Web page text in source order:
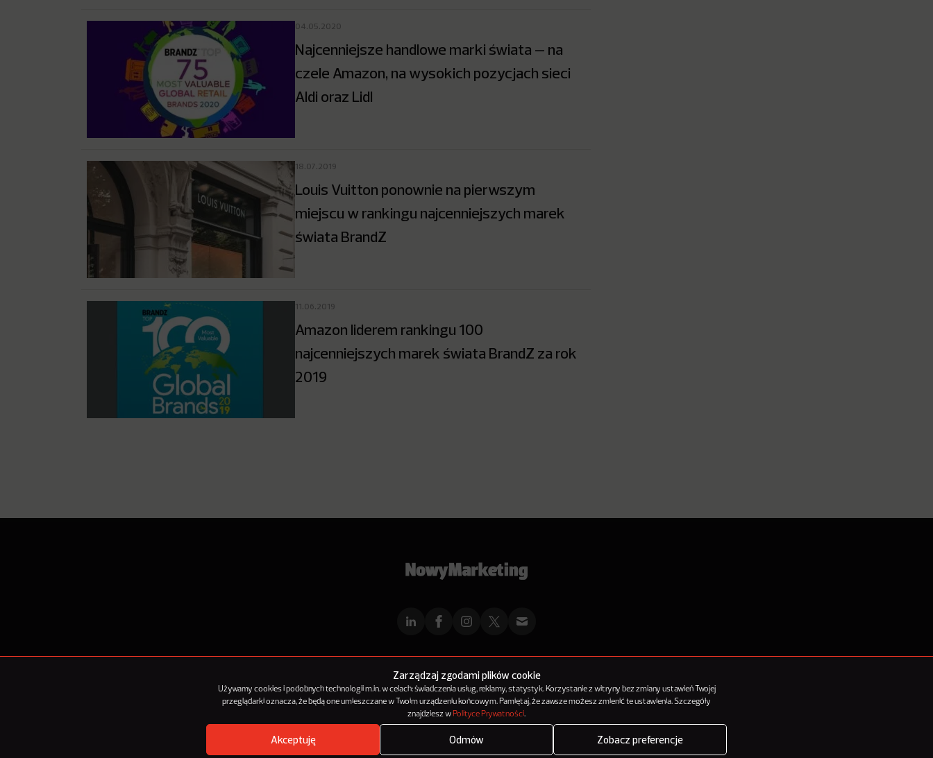
Zarządzaj zgodami plików cookie
Używamy cookies i podobnych technologii m.in. w celach: świadczenia usług, reklamy, statystyk. Korzystanie z witryny bez zmiany ustawień Twojej
przeglądarki oznacza, że będą one umieszczane w Twoim urządzeniu końcowym. Pamiętaj, że zawsze możesz zmienić te ustawienia. Szczegóły
znajdziesz w Polityce Prywatności.
Akceptuję Odmów Zobacz preferencje
04.05.2020
Najcenniejsze handlowe marki świata – na
czele Amazon, na wysokich pozycjach sieci
Aldi oraz Lidl
18.07.2019
Louis Vuitton ponownie na pierwszym
miejscu w rankingu najcenniejszych marek
świata BrandZ
11.06.2019
Amazon liderem rankingu 100
najcenniejszych marek świata BrandZ za rok
2019
ReklamaKontaktPolityka PrywatnościKanał RSS
NowyMarketing jest marką 143Media Sp. z o.o.